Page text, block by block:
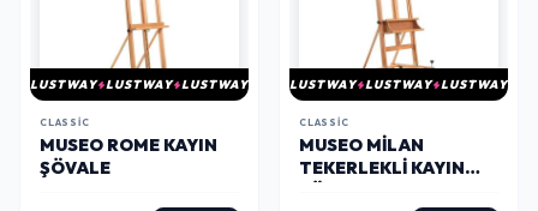
LUSTWAY LUSTWAY LUSTWAY
CLASSIC
MUSEO ROME KAYIN
ŞÖVALE
LUSTWAY LUSTWAY LUSTWAY
CLASSIC
MUSEO MILAN
TEKERLEKLI KAYIN